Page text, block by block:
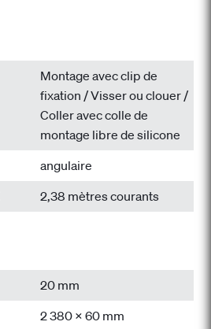
Montage avec clip de
fixation / Visser ou clouer /
Coller avec colle de
montage libre de silicone
angulaire
2,38 mètres courants
20 mm
2 380 x 60 mm